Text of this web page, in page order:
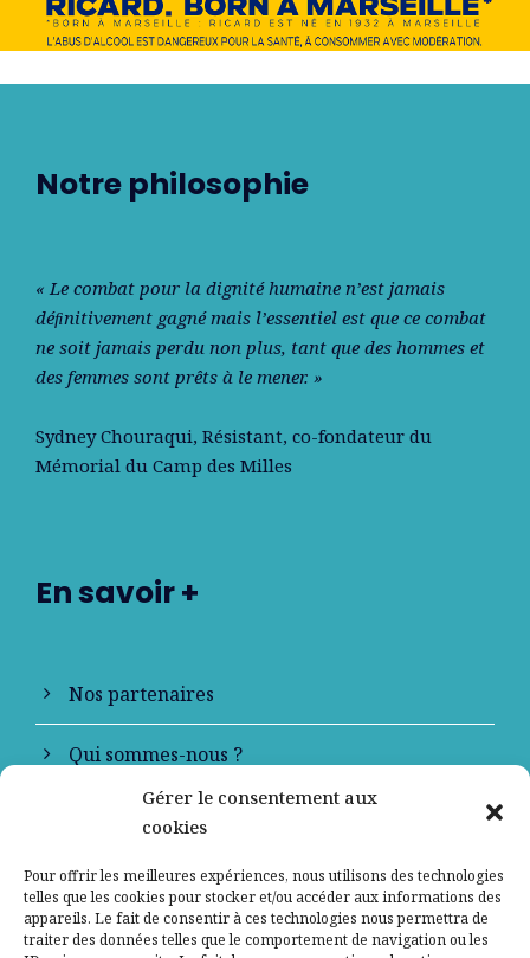
Gérer le consentement aux
cookies
Pour offrir les meilleures expériences, nous utilisons des technologies
telles que les cookies pour stocker et/ou accéder aux informations des
appareils. Le fait de consentir à ces technologies nous permettra de
traiter des données telles que le comportement de navigation ou les
Notre philosophie
« Le combat pour la dignité humaine n’est jamais
déﬁnitivement gagné mais l’essentiel est que ce combat
ne soit jamais perdu non plus, tant que des hommes et
des femmes sont prêts à le mener. »
Sydney Chouraqui, Résistant, co-fondateur du
Mémorial du Camp des Milles
En savoir +
Nos partenaires
Qui sommes-nous ?
Contactez-nous
Mentions légales
Politique de confidentialité